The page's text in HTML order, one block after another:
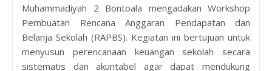
Muhammadiyah 2 Bontoala mengadakan Workshop
Pembuatan Rencana Anggaran Pendapatan dan
Belanja Sekolah (RAPBS). Kegiatan ini bertujuan untuk
menyusun perencanaan keuangan sekolah secara
sistematis dan akuntabel agar dapat mendukung